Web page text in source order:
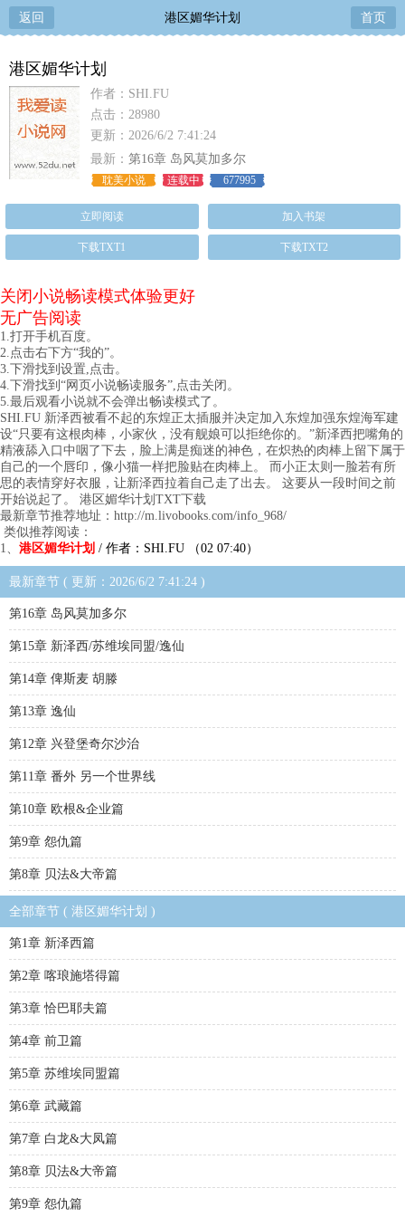
返回 港区媚华计划 首页
港区媚华计划
作者：SHI.FU
点击：28980
更新：2026/6/2 7:41:24
最新： 第16章 岛风莫加多尔
耽美小说 连载中 677995
立即阅读 加入书架
下载TXT1 下载TXT2
关闭小说畅读模式体验更好
无广告阅读
1.打开手机百度。
2.点击右下方“我的”。
3.下滑找到设置,点击。
4.下滑找到“网页小说畅读服务”,点击关闭。
5.最后观看小说就不会弹出畅读模式了。
SHI.FU 新泽西被看不起的东煌正太插服并决定加入东煌加强东煌海军建
设“只要有这根肉棒，小家伙，没有舰娘可以拒绝你的。”新泽西把嘴角的
精液舔入口中咽了下去，脸上满是痴迷的神色，在炽热的肉棒上留下属于
自己的一个唇印，像小猫一样把脸贴在肉棒上。 而小正太则一脸若有所
思的表情穿好衣服，让新泽西拉着自己走了出去。 这要从一段时间之前
开始说起了。 港区媚华计划TXT下载
最新章节推荐地址：http://m.livobooks.com/info_968/
类似推荐阅读：
1、 港区媚华计划 / 作者：SHI.FU （02 07:40）
最新章节 ( 更新：2026/6/2 7:41:24 )
第16章 岛风莫加多尔
第15章 新泽西/苏维埃同盟/逸仙
第14章 俾斯麦 胡滕
第13章 逸仙
第12章 兴登堡奇尔沙治
第11章 番外 另一个世界线
第10章 欧根&企业篇
第9章 怨仇篇
第8章 贝法&大帝篇
全部章节 ( 港区媚华计划 )
第1章 新泽西篇
第2章 喀琅施塔得篇
第3章 恰巴耶夫篇
第4章 前卫篇
第5章 苏维埃同盟篇
第6章 武藏篇
第7章 白龙&大凤篇
第8章 贝法&大帝篇
第9章 怨仇篇